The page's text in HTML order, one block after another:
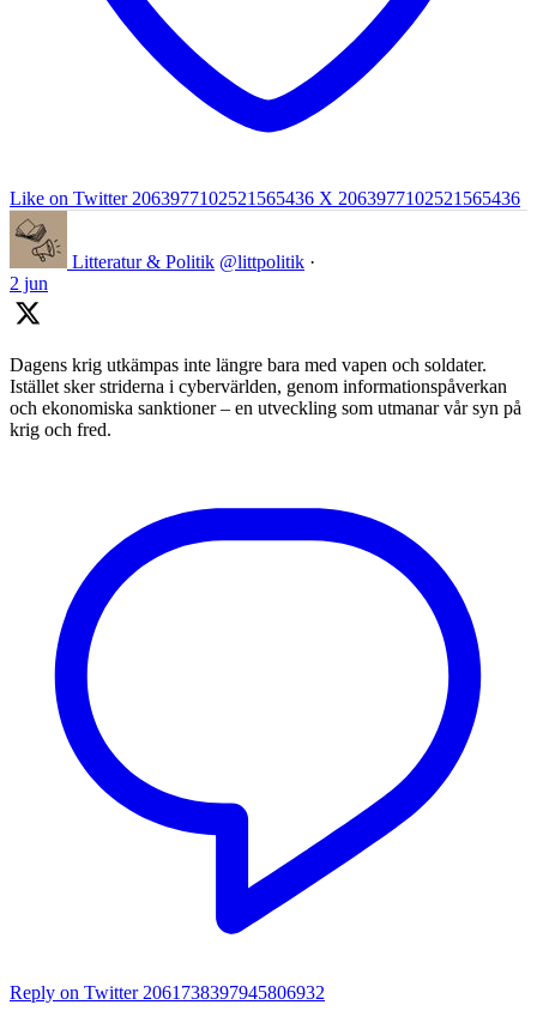
Like on Twitter 2063977102521565436 X 2063977102521565436
Litteratur & Politik @littpolitik ·
2 jun
Dagens krig utkämpas inte längre bara med vapen och soldater.
Istället sker striderna i cybervärlden, genom informationspåverkan
och ekonomiska sanktioner – en utveckling som utmanar vår syn på
krig och fred.
Reply on Twitter 2061738397945806932